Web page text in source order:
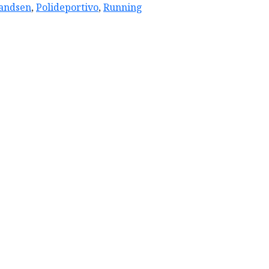
,Polideportivo,Running